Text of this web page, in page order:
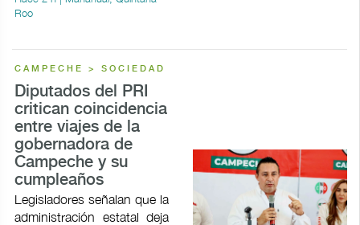
Roo
CAMPECHE > SOCIEDAD
Diputados del PRI
critican coincidencia
entre viajes de la
gobernadora de
Campeche y su
cumpleaños
Legisladores señalan que la
administración estatal deja